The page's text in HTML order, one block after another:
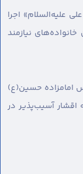
علیه‌السلام» اجرا
نیازمند
امامزاده حسین(ع)
اقشار آسیب‌پذیر در